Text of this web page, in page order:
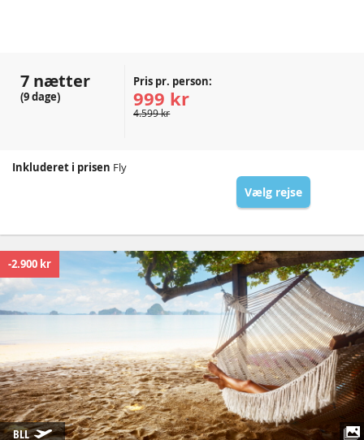
7 nætter
(9 dage)
Pris pr. person:
999 kr
4.599 kr
Inkluderet i prisen Fly
Vælg rejse
-2.900 kr
BLL